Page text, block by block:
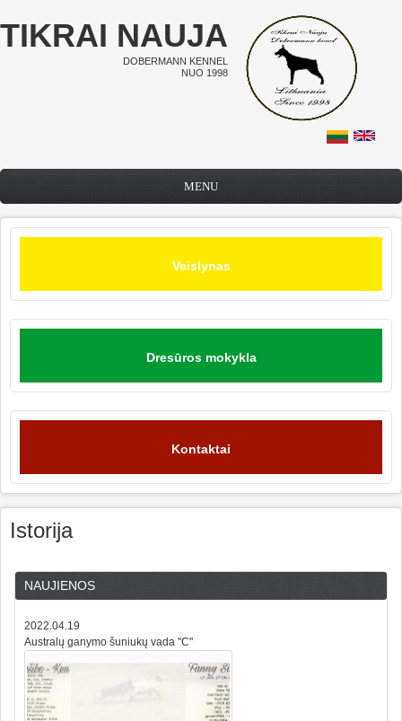
Pereiti į pagrindinį turinį
TIKRAI NAUJA
DOBERMANN KENNEL
NUO 1998
MENU
Veislynas
Dresūros mokykla
Kontaktai
Istorija
NAUJIENOS
2022.04.19
Australų ganymo šuniukų vada "C"